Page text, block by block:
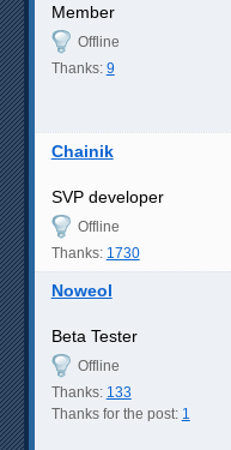
Member
Offline
Thanks: 9
Chainik
SVP developer
Offline
Thanks: 1730
Noweol
Beta Tester
Offline
Thanks: 133
Thanks for the post: 1